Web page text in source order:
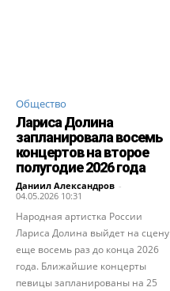
Общество
Лариса Долина
запланировала восемь
концертов на второе
полугодие 2026 года
Даниил Александров -
04.05.2026 10:31
Народная артистка России
Лариса Долина выйдет на сцену
еще восемь раз до конца 2026
года. Ближайшие концерты
певицы запланированы на 25